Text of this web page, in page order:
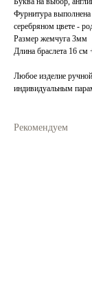
Фурнитура выполнена
серебряном цвете -
Размер жемчуга 3мм
Длина браслета 16 см
Любое изделие
индивидуальным
Рекомендуем